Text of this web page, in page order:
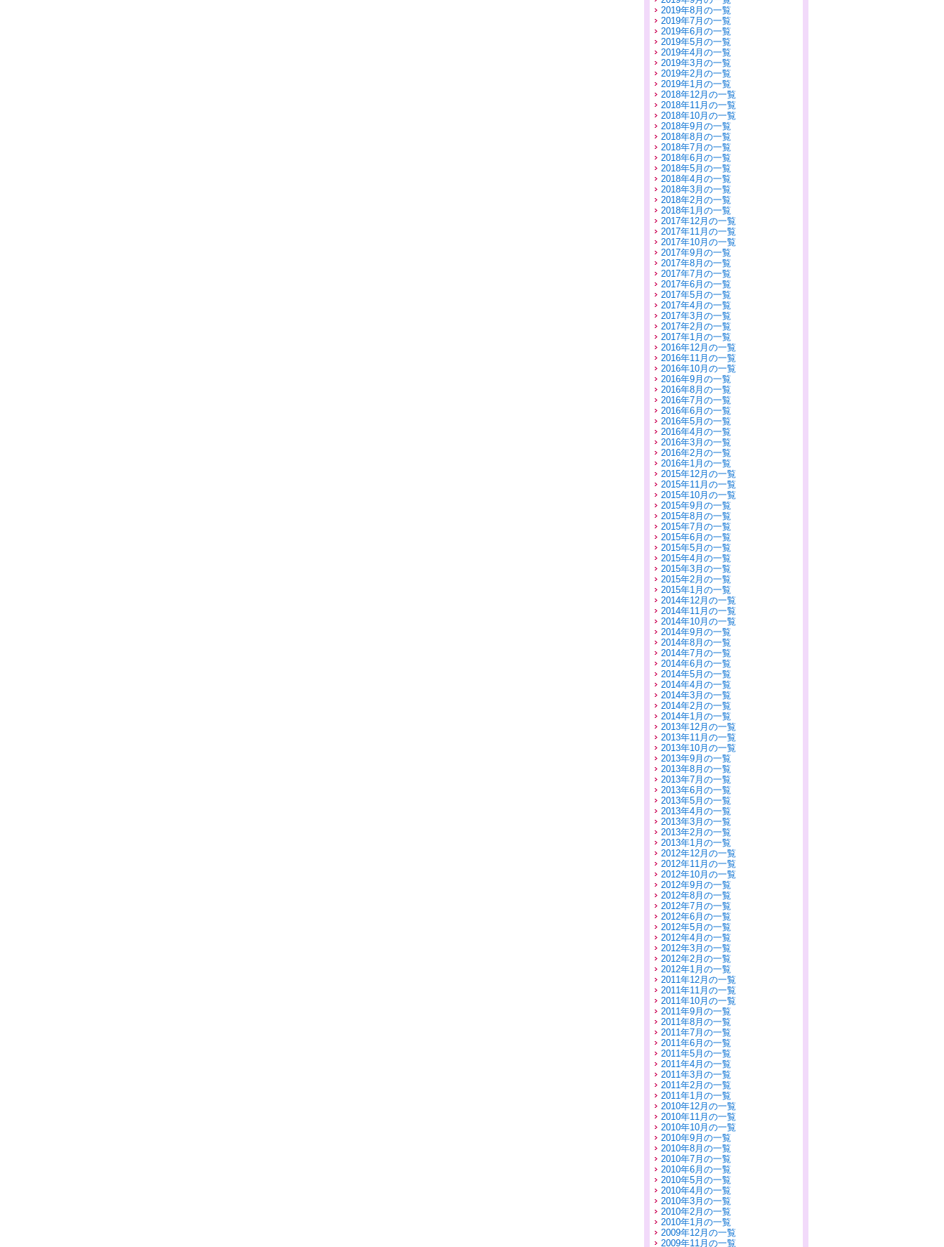
2019年8月の一覧
2019年7月の一覧
2019年6月の一覧
2019年5月の一覧
2019年4月の一覧
2019年3月の一覧
2019年2月の一覧
2019年1月の一覧
2018年12月の一覧
2018年11月の一覧
2018年10月の一覧
2018年9月の一覧
2018年8月の一覧
2018年7月の一覧
2018年6月の一覧
2018年5月の一覧
2018年4月の一覧
2018年3月の一覧
2018年2月の一覧
2018年1月の一覧
2017年12月の一覧
2017年11月の一覧
2017年10月の一覧
2017年9月の一覧
2017年8月の一覧
2017年7月の一覧
2017年6月の一覧
2017年5月の一覧
2017年4月の一覧
2017年3月の一覧
2017年2月の一覧
2017年1月の一覧
2016年12月の一覧
2016年11月の一覧
2016年10月の一覧
2016年9月の一覧
2016年8月の一覧
2016年7月の一覧
2016年6月の一覧
2016年5月の一覧
2016年4月の一覧
2016年3月の一覧
2016年2月の一覧
2016年1月の一覧
2015年12月の一覧
2015年11月の一覧
2015年10月の一覧
2015年9月の一覧
2015年8月の一覧
2015年7月の一覧
2015年6月の一覧
2015年5月の一覧
2015年4月の一覧
2015年3月の一覧
2015年2月の一覧
2015年1月の一覧
2014年12月の一覧
2014年11月の一覧
2014年10月の一覧
2014年9月の一覧
2014年8月の一覧
2014年7月の一覧
2014年6月の一覧
2014年5月の一覧
2014年4月の一覧
2014年3月の一覧
2014年2月の一覧
2014年1月の一覧
2013年12月の一覧
2013年11月の一覧
2013年10月の一覧
2013年9月の一覧
2013年8月の一覧
2013年7月の一覧
2013年6月の一覧
2013年5月の一覧
2013年4月の一覧
2013年3月の一覧
2013年2月の一覧
2013年1月の一覧
2012年12月の一覧
2012年11月の一覧
2012年10月の一覧
2012年9月の一覧
2012年8月の一覧
2012年7月の一覧
2012年6月の一覧
2012年5月の一覧
2012年4月の一覧
2012年3月の一覧
2012年2月の一覧
2012年1月の一覧
2011年12月の一覧
2011年11月の一覧
2011年10月の一覧
2011年9月の一覧
2011年8月の一覧
2011年7月の一覧
2011年6月の一覧
2011年5月の一覧
2011年4月の一覧
2011年3月の一覧
2011年2月の一覧
2011年1月の一覧
2010年12月の一覧
2010年11月の一覧
2010年10月の一覧
2010年9月の一覧
2010年8月の一覧
2010年7月の一覧
2010年6月の一覧
2010年5月の一覧
2010年4月の一覧
2010年3月の一覧
2010年2月の一覧
2010年1月の一覧
2009年12月の一覧
2009年11月の一覧